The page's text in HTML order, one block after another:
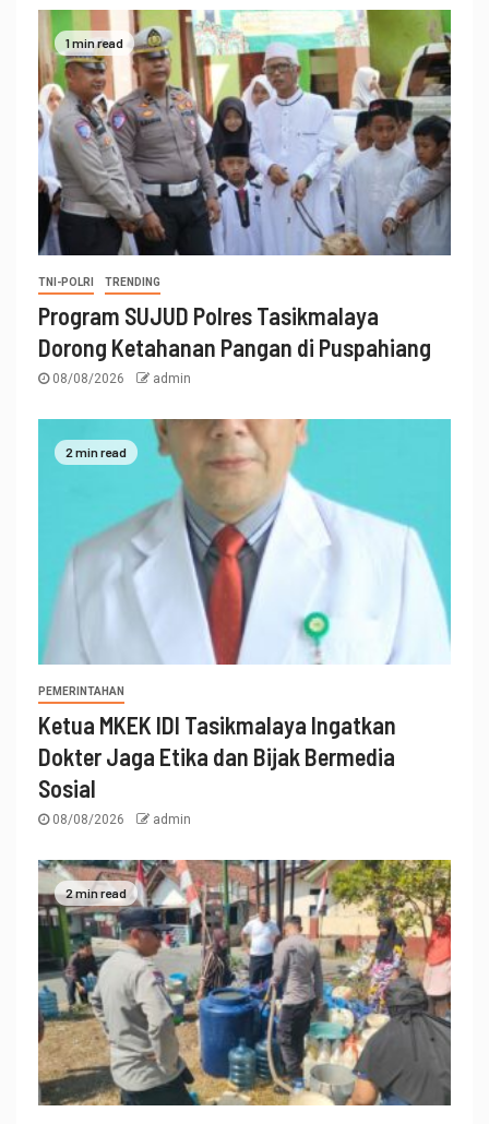
1 min read
TNI-POLRI TRENDING
Program SUJUD Polres Tasikmalaya
Dorong Ketahanan Pangan di Puspahiang
08/08/2026 admin
2 min read
PEMERINTAHAN
Ketua MKEK IDI Tasikmalaya Ingatkan
Dokter Jaga Etika dan Bijak Bermedia
Sosial
08/08/2026 admin
2 min read